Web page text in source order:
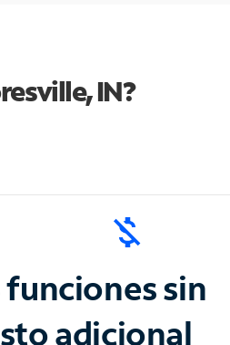
IN?
funciones sin
adicional